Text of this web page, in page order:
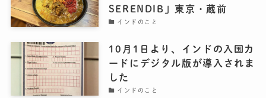
SERENDIB」東京・蔵前
インドのこと
10月1日より、インドの入国カ
ードにデジタル版が導入されま
した
インドのこと